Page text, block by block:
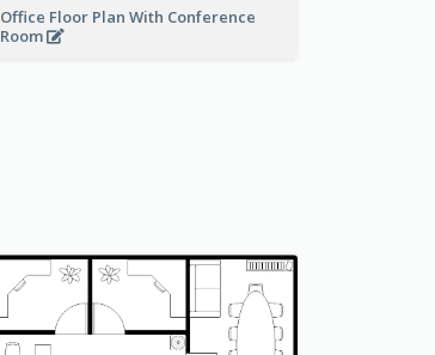
Office Floor Plan With Conference
Room